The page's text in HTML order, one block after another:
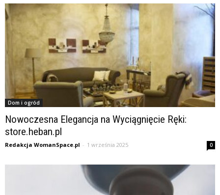
Dom i ogród
Nowoczesna Elegancja na Wyciągnięcie Ręki:
store.heban.pl
Redakcja WomanSpace.pl - 1 września 2025 0